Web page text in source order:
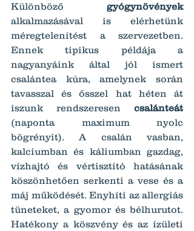
Különböző gyógynövények
alkalmazásával is elérhetünk
méregtelenítést a szervezetben.
Ennek tipikus példája a
nagyanyáink által jól ismert
csalántea kúra, amelynek során
tavasszal és ősszel hat héten át
iszunk rendszeresen
(naponta maximum nyolc
bögrényit). A csalán vasban,
kalciumban és káliumban gazdag,
vízhajtó és vértisztító hatásának
köszönhetően serkenti a vese és a
máj működését. Enyhíti az allergiás
tüneteket, a gyomor és bélhurutot.
Hatékony a köszvény és az ízületi